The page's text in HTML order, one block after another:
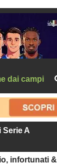
dai campi
Serie A
infortunati &